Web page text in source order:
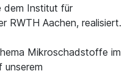
dem Institut für
RWTH Aachen, realisiert.
Mikroschadstoffe im
unserem